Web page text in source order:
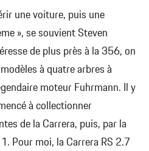
une voiture, puis une
», se souvient Steven
de plus près à la 356, on
à quatre arbres à
moteur Fuhrmann. Il y
à collectionner
de la Carrera, puis, par la
Pour moi, la Carrera RS 2.7